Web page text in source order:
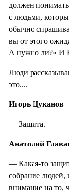
должен
с людьми,
обычно
вы от этого
А нужно ли?» И
Люди
это....
Игорь Цуканов
— Защита.
Анатолий
— Какая-то
собрание людей,
внимание на то,